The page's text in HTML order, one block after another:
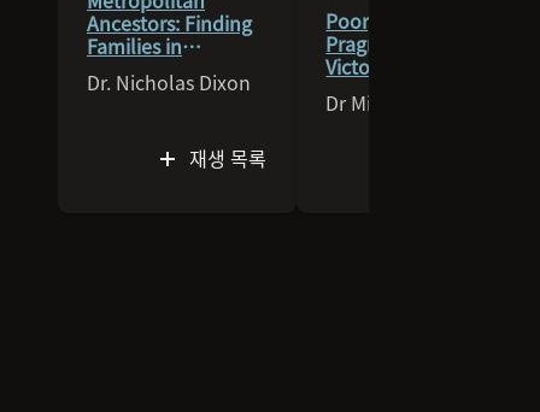
Ancestors: Finding
Families in
Georgian and
Victorian London
Dr. Nicholas Dixon
재생 목록
Poor, Pauper, or
Pragmatic?
Victorian Burial and
Identity
Dr Michala Hulme